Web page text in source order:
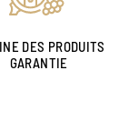
DES PRODUITS
GARANTIE